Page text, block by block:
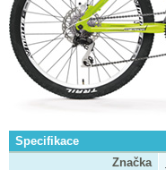
Specifikace
Značka